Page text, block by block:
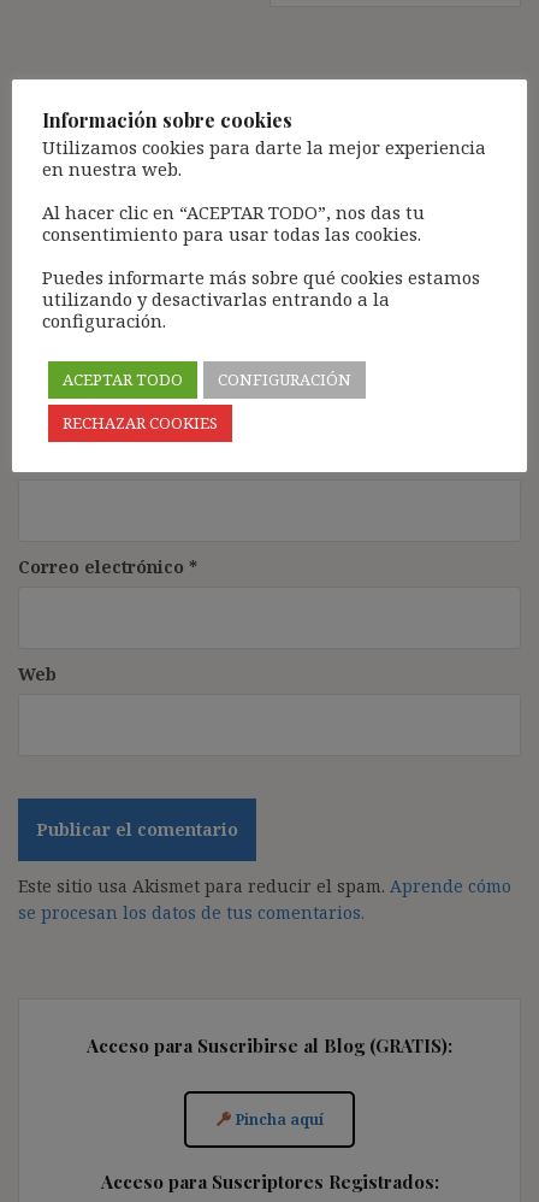
Tu dirección de correo electrónico no será publicada.
campos obligatorios están marcados con*
Correo electrónico *
Web
Este sitio usa Akismet para reducir el spam. Aprende cómo
se procesan los datos de tus comentarios.
Acceso para Suscribirse al Blog (GRATIS):
Pincha aquí
Acceso para Suscriptores Registrados:
Información sobre cookies
Utilizamos cookies para darte la mejor experiencia
en nuestra web.
Al hacer clic en “ACEPTAR TODO”, nos das tu
consentimiento para usar todas las cookies.
Puedes informarte más sobre qué cookies estamos
utilizando y desactivarlas entrando a la
configuración.
ACEPTAR TODO
CONFIGURACIÓN
RECHAZAR COOKIES